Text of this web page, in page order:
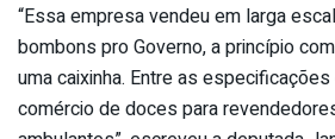
“Essa empresa vendeu em larga
bombons pro Governo, a princípio
uma caixinha. Entre as
comércio de doces para